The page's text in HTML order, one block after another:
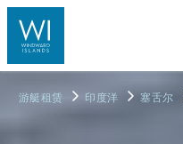
游艇租赁 印度洋 塞舌尔